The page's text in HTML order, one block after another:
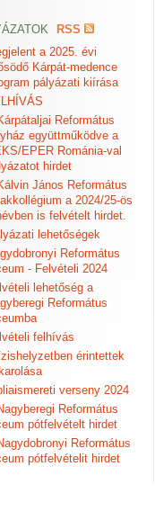
RSS
a 2025. évi
Kárpát-medence
pályázati kiírása
Református
együttműködve a
EPER Románia-val
hirdet
János Református
a 2024/25-ös
is felvételt hirdet.
lehetőségek
Református
- Felvételi 2024
lehetőség a
Református
felhívás
érintettek
verseny 2024
Református
pótfelvételt hirdet
Református
pótfelvételit hirdet